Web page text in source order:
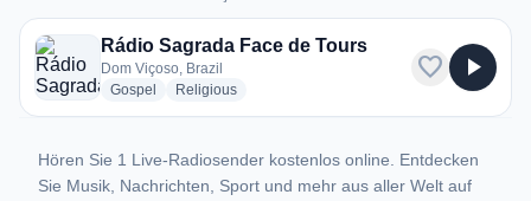
1 Radiosender aus Dom Viçoso
Rádio Sagrada Face de Tours
Dom Viçoso, Brazil
Gospel
radio stations
Religiousradio stations
favorite play_arrow
Hören Sie 1 Live-Radiosender kostenlos online. Entdecken
Sie Musik, Nachrichten, Sport und mehr aus aller Welt auf